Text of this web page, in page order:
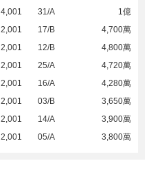
4,001 31/A
1億
2,001 17/B
4,700萬
2,001 12/B
4,800萬
2,001 25/A
4,720萬
2,001 16/A
4,280萬
2,001 03/B
3,650萬
2,001 14/A
3,900萬
2,001 05/A 3,800萬